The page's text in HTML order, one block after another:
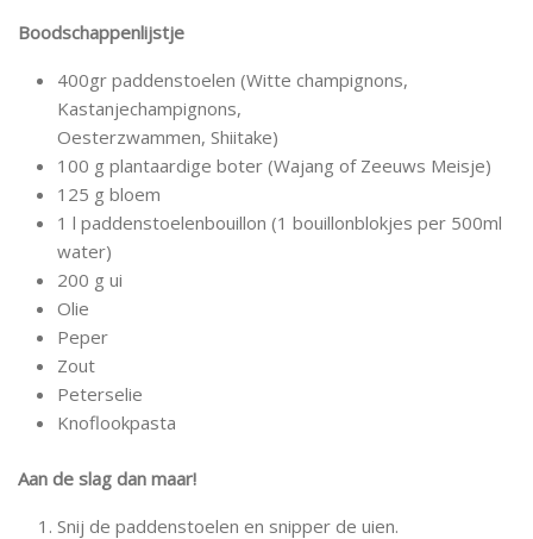
Boodschappenlijstje
400gr paddenstoelen (Witte champignons,
Kastanjechampignons,
Oesterzwammen, Shiitake)
100 g plantaardige boter (Wajang of Zeeuws Meisje)
125 g bloem
1 l paddenstoelenbouillon (1 bouillonblokjes per 500ml
water)
200 g ui
Olie
Peper
Zout
Peterselie
Knoflookpasta
Aan de slag dan maar!
Snij de paddenstoelen en snipper de uien.